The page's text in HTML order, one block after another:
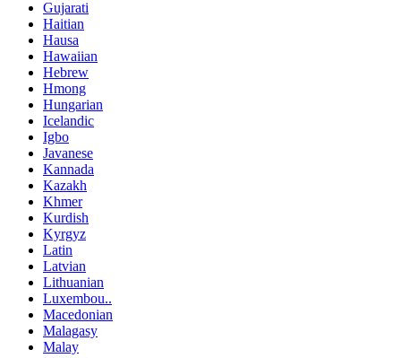
Gujarati
Haitian
Hausa
Hawaiian
Hebrew
Hmong
Hungarian
Icelandic
Igbo
Javanese
Kannada
Kazakh
Khmer
Kurdish
Kyrgyz
Latin
Latvian
Lithuanian
Luxembou..
Macedonian
Malagasy
Malay